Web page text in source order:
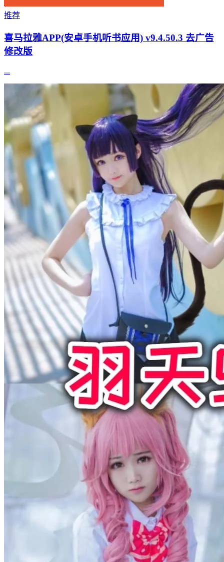
推荐
喜马拉雅APP(安卓手机听书应用) v9.4.50.3 去广告
修改版
...